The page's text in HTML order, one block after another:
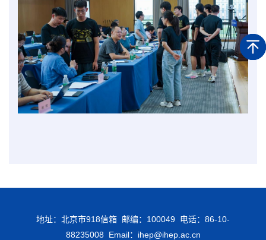
地址：北京市918信箱 邮编：100049 电话：86-10-
88235008 Email：ihep@ihep.ac.cn